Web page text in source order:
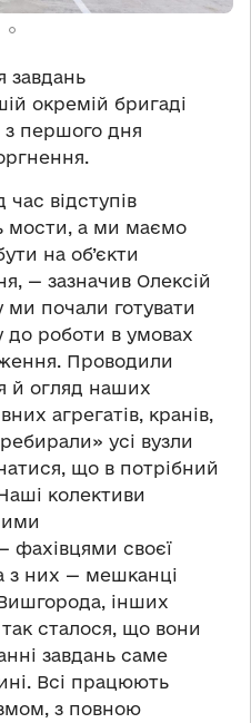
завдань
окремій бригаді
з першого дня
відступів
мости, а ми маємо
на об’єкти
— зазначив Олексій
почали готувати
до роботи в умовах
Проводили
й огляд наших
агрегатів, кранів,
усі вузли
що в потрібний
колективи
фахівцями своєї
з них — мешканці
інших
так сталося, що вони
завдань саме
Всі працюють
з повною